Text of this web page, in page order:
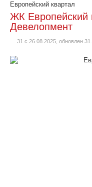
Европейский квартал
ЖК Европейский
Девелопмент
31 с 26.08.2025, обновлен